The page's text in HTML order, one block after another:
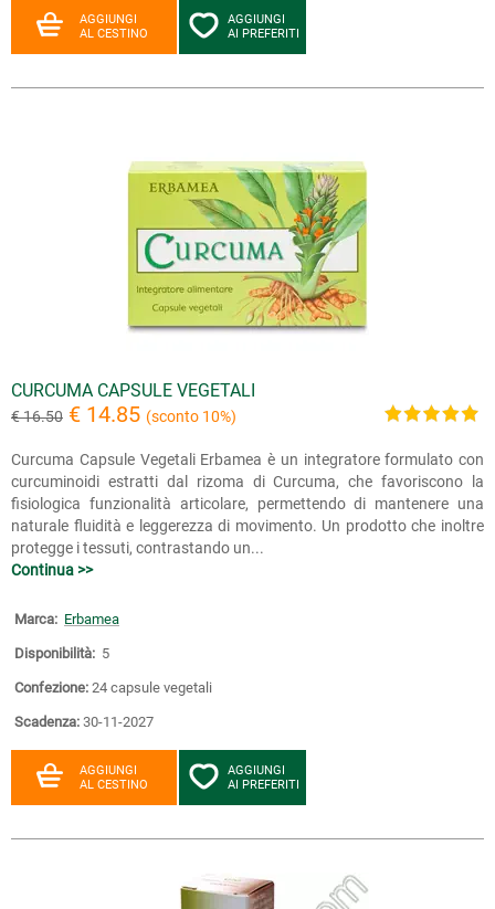
AGGIUNGI
AL CESTINO
AGGIUNGI
AI PREFERITI
CURCUMA CAPSULE VEGETALI
€ 16.50 € 14.85 (sconto 10%)
Curcuma Capsule Vegetali Erbamea è un integratore formulato con
curcuminoidi estratti dal rizoma di Curcuma, che favoriscono la
fisiologica funzionalità articolare, permettendo di mantenere una
naturale fluidità e leggerezza di movimento. Un prodotto che inoltre
protegge i tessuti, contrastando un...
Continua >>
Marca: Erbamea
Disponibilità: 5
Confezione: 24 capsule vegetali
Scadenza: 30-11-2027
AGGIUNGI
AL CESTINO
AGGIUNGI
AI PREFERITI